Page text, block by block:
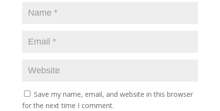
Save my name, email, and website in this browser
for the next time I comment.